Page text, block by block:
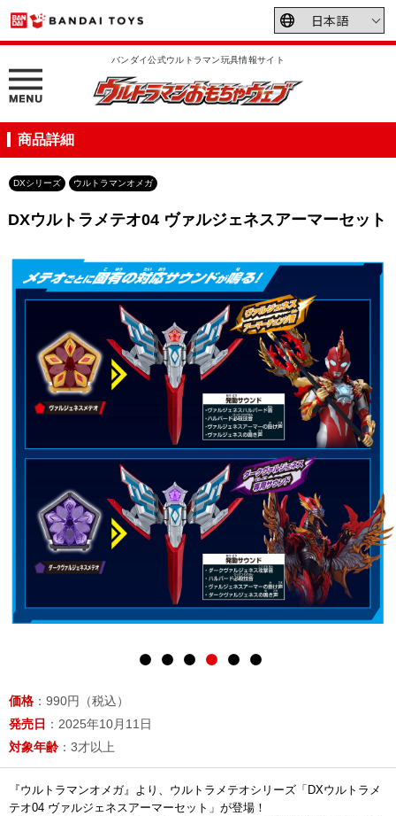
バンダイ公式ウルトラマン玩具情報サイト
商品詳細
DXシリーズ ウルトラマンオメガ
DXウルトラメテオ04 ヴァルジェネスアーマーセット
価格 ：990円（税込）
発売日 ：2025年10月11日
対象年齢 ：3才以上
『ウルトラマンオメガ』より、ウルトラメテオシリーズ「DXウルトラメ
テオ04 ヴァルジェネスアーマーセット」が登場！